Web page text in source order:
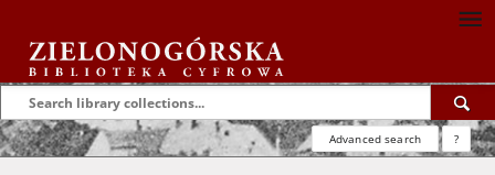
Advanced search ?